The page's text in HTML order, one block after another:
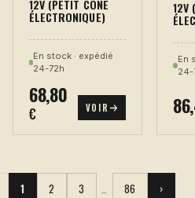
12V (PETIT CÔNE
ÉLECTRONIQUE)
En stock · expédié
24-72h
68,80
€ VOIR
12V
En
24-
1 2 3 … 86 ›